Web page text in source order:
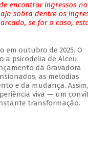
encontrar ingressos na
sobra dentre os
se for o caso,
em outubro de 2025. O
a psicodelia de Alceu
da Gravadora
as melodias
e da mudança. Assim,
viva — um
transformação.